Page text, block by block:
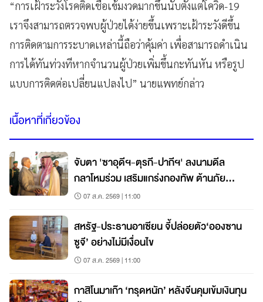
“การเฝ้าระวังโรคติดเชื้อเข้มงวดมากขึ้นนับตั้งแต่โควิด-19
เราจึงสามารถตรวจพบผู้ป่วยได้ง่ายขึ้นเพราะเฝ้าระวังดีขึ้น
การติดตามการระบาดเหล่านี้ถือว่าคุ้มค่า เพื่อสามารถดำเนิน
การได้ทันท่วงทีหากจำนวนผู้ป่วยเพิ่มขึ้นกะทันหัน หรือรูป
แบบการติดต่อเปลี่ยนแปลงไป” นายแพทย์กล่าว
เนื้อหาที่เกี่ยวข้อง
จับตา 'ซาอุดีฯ-ตุรกี-ปากีฯ' ลงนามดีล
กลาโหมร่วม เสริมแกร่งกองทัพ ต้านภัย
คุกคาม
07 ส.ค. 2569 | 11:00
สหรัฐ-ประธานอาเซียน จี้ปล่อยตัว‘อองซาน
ซูจี’ อย่างไม่มีเงื่อนไข
07 ส.ค. 2569 | 11:00
กาสิโนมาเก๊า ‘ทรุดหนัก’ หลังจีนคุมเข้มเงินทุน